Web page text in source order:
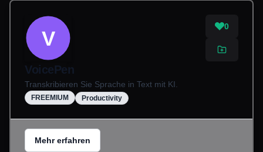
V
0
VoicePen
Transkribieren Sie Sprache in Text mit KI.
FREEMIUM Productivity
Mehr erfahren